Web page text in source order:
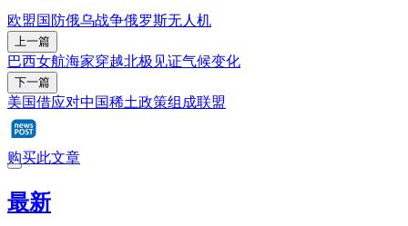
欧盟国防俄乌战争俄罗斯无人机
上一篇
巴西女航海家穿越北极见证气候变化
下一篇
美国借应对中国稀土政策组成联盟
购买此文章
最新